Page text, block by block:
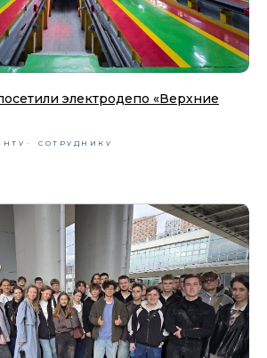
электродепо «Верхние
СОТРУДНИКУ